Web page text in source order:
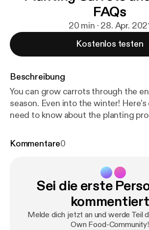
FAQs
20 min · 28. Apr.
Kostenlos testen
Beschreibung
You can grow carrots through the
season. Even into the winter!
need to know about the planting
with carrot tops all answered. Need
s://anchor.fm/growyourownfood/
this podcast:https://anchor.fm/
https://anchor.fm/
Kommentare0
Sei die erste
kommentiert
Melde dich jetzt an und werde Teil
Own Food-Community!